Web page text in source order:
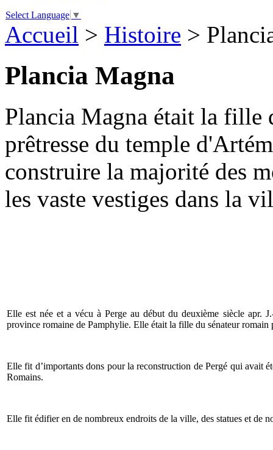
Select Language ▼
Accueil > Histoire >
Plancia Magna
Plancia Magna était la fille
prêtresse du temple
construire la majorité des
les vaste vestiges dans la
Elle est née et a vécu à Perge au début du deuxième siècle apr.
province romaine de Pamphylie. Elle était la fille du sénateur romain
Elle fit d’importants dons pour la reconstruction de Pergé qui avait
Romains.
Elle fit édifier en de nombreux endroits de la ville, des statues et de